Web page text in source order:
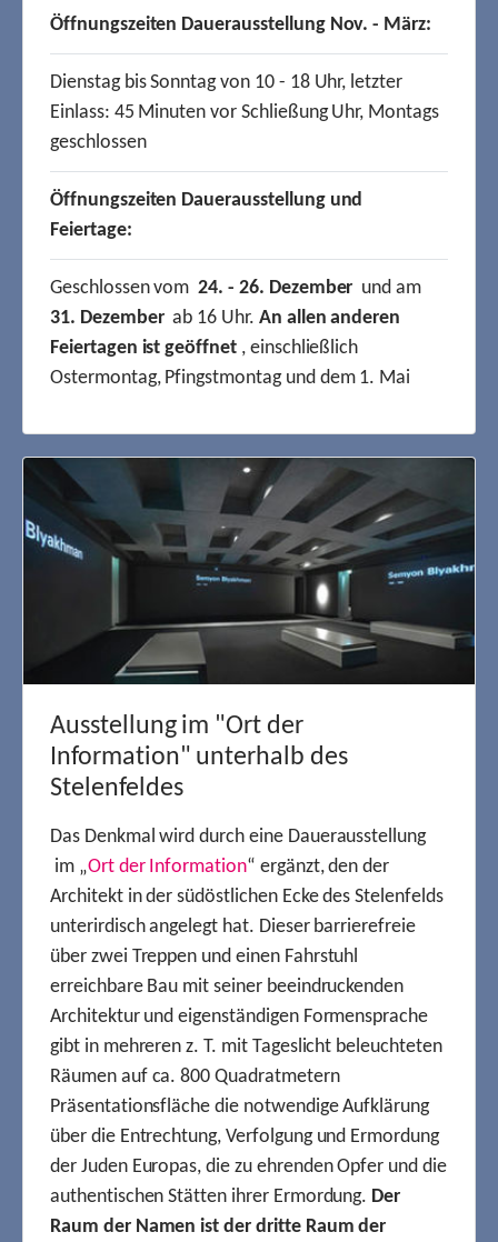
Ausstellung im "Ort der
Information" unterhalb des
Stelenfeldes
Das Denkmal wird durch eine Dauerausstellung
im „Ort der Information“ ergänzt, den der
Architekt in der südöstlichen Ecke des Stelenfelds
unterirdisch angelegt hat. Dieser barrierefreie
über zwei Treppen und einen Fahrstuhl
erreichbare Bau mit seiner beeindruckenden
Architektur und eigenständigen Formensprache
gibt in mehreren z. T. mit Tageslicht beleuchteten
Räumen auf ca. 800 Quadratmetern
Präsentationsfläche die notwendige Aufklärung
über die Entrechtung, Verfolgung und Ermordung
der Juden Europas, die zu ehrenden Opfer und die
authentischen Stätten ihrer Ermordung. Der
Raum der Namen ist der dritte Raum der
Öffnungszeiten Dauerausstellung Nov. - März:
Dienstag bis Sonntag von 10 - 18 Uhr, letzter
Einlass: 45 Minuten vor Schließung Uhr, Montags
geschlossen
Öffnungszeiten Dauerausstellung und
Feiertage:
Geschlossen vom24. - 26. Dezember und am
31. Dezemberab 16 Uhr. An allen anderen
Feiertagen ist geöffnet, einschließlich
Ostermontag, Pfingstmontag und dem 1. Mai